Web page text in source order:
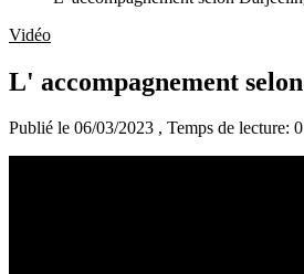
Vidéo
L' accompagnement
Publié le 06/03/2023 , Temps de lecture: